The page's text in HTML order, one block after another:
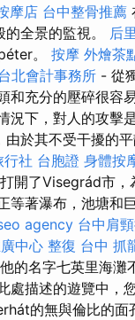
摩店 台中整骨推薦
全景的監視。 后
。 按摩 外燴茶
北會計事務所 - 從
充分的壓碎很容
下，對人的攻擊
於其不受干擾的
行社 台胞證 身體按
開了Visegrád市，
等著瀑布，池塘和
agency 台中肩
中心 整復 台中 抓
的名字七英里海灘
處描述的遊覽中，
的無與倫比的面